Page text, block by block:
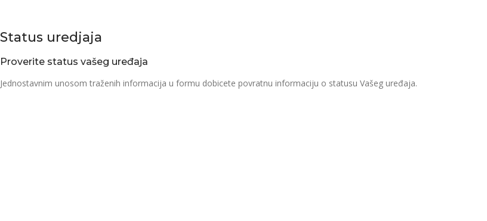
Status uredjaja
Proverite status vašeg uređaja
Jednostavnim unosom traženih informacija u formu dobicete povratnu informaciju o statusu Vašeg uređaja.